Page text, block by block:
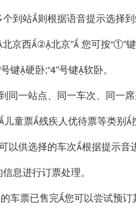
到站则根据语音提示选择到
京西②北京” 您可按“①”
键硬卧;“4”号键软卧。
一站点、同一车次、同一席
童票残疾人优待票等类别
供选择的车次根据提示音
息进行订票处理。
车票已售完您可以尝试预